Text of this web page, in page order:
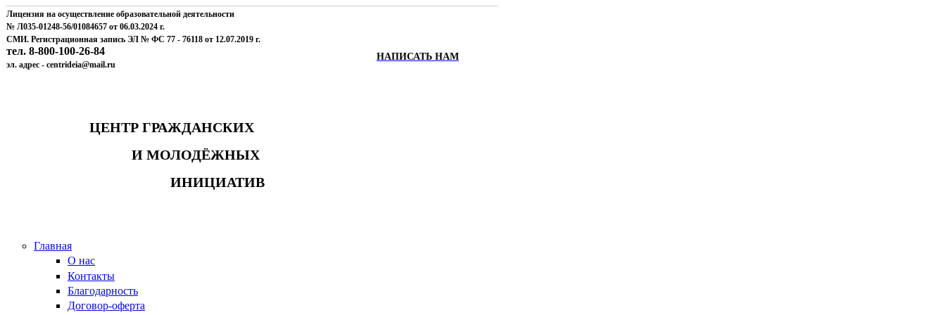
Лицензия на осуществление образовательной деятельности
№ Л035-01248-56/01084657 от 06.03.2024 г.
СМИ. Регистрационная запись ЭЛ № ФС 77 - 76118 от 12.07.2019 г.
тел. 8-800-100-26-84
эл. адрес - centrideia@mail.ru
НАПИСАТЬ НАМ
ЦЕНТР ГРАЖДАНСКИХ
И МОЛОДЁЖНЫХ
ИНИЦИАТИВ
Главная
О нас
Контакты
Благодарность
Договор-оферта